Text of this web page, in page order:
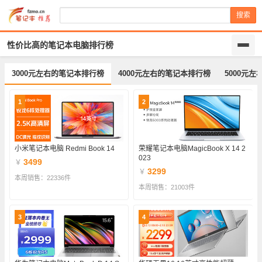
搜索
性价比高的笔记本电脑排行榜
3000元左右的笔记本排行榜 4000元左右的笔记本排行榜 5000元左
1
小米笔记本电脑 Redmi Book 14
￥ 3499
本周销售：22336件
2
荣耀笔记本电脑MagicBook X 14 2
023
￥ 3299
本周销售：21003件
3 4